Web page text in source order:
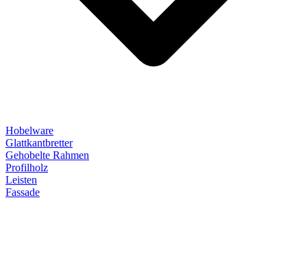
Hobelware
Glattkantbretter
Gehobelte Rahmen
Profilholz
Leisten
Fassade